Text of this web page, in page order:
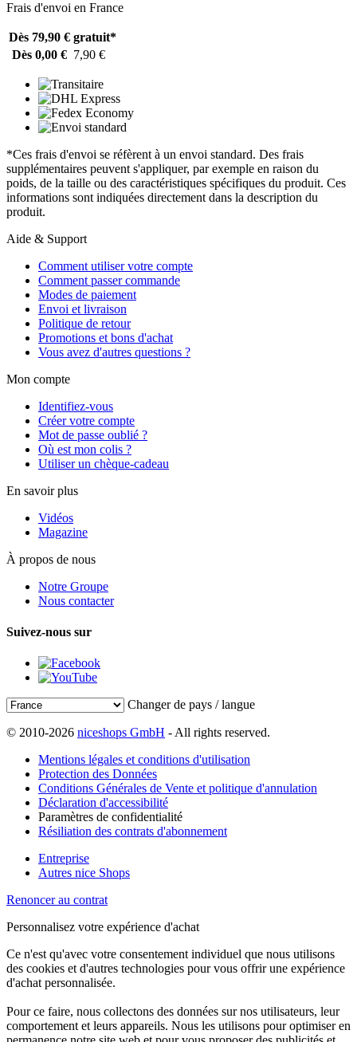
Frais d'envoi en France
Dès 79,90 € gratuit*
Dès 0,00 € 7,90 €
*Ces frais d'envoi se réfèrent à un envoi standard. Des frais
supplémentaires peuvent s'appliquer, par exemple en raison du
poids, de la taille ou des caractéristiques spécifiques du produit. Ces
informations sont indiquées directement dans la description du
produit.
Aide & Support
Comment utiliser votre compte
Comment passer commande
Modes de paiement
Envoi et livraison
Politique de retour
Promotions et bons d'achat
Vous avez d'autres questions ?
Mon compte
Identifiez-vous
Créer votre compte
Mot de passe oublié ?
Où est mon colis ?
Utiliser un chèque-cadeau
En savoir plus
Vidéos
Magazine
À propos de nous
Notre Groupe
Nous contacter
Suivez-nous sur
Changer de pays / langue
© 2010-2026 niceshops GmbH - All rights reserved.
Mentions légales et conditions d'utilisation
Protection des Données
Conditions Générales de Vente et politique d'annulation
Déclaration d'accessibilité
Paramètres de confidentialité
Résiliation des contrats d'abonnement
Entreprise
Autres nice Shops
Renoncer au contrat
Personnalisez votre expérience d'achat
Ce n'est qu'avec votre consentement individuel que nous utilisons
des cookies et d'autres technologies pour vous offrir une expérience
d'achat personnalisée.
Pour ce faire, nous collectons des données sur nos utilisateurs, leur
comportement et leurs appareils. Nous les utilisons pour optimiser en